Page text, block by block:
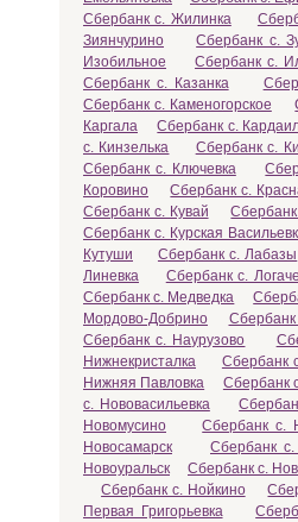
Сбербанк с. Жилинка
Зиянчурино
Сбербанк с.
Изобильное
Сбербанк с.
Сбербанк с. Казанка
Сбербанк с. Каменогорское
Каргала
Сбербанк с.
с. Кинзелька
Сбербанк с.
Сбербанк с. Ключевка
Коровино
Сбербанк с.
Сбербанк с. Кувай
Сбербанк с. Курская
Кутуши
Сбербанк с. Лабазы
Линевка
Сбербанк с.
Сбербанк с. Медведка
Мордово-Добрино
Сбербанк
Сбербанк с. Наурузово
Нижнекристалка
Сбербанк
Нижняя Павловка
Сбербанк
с. Нововасильевка
Новомусино
Сбербанк с.
Новосамарск
Сбербанк
Новоуральск
Сбербанк с.
Сбербанк с. Нойкино
Первая Григорьевка